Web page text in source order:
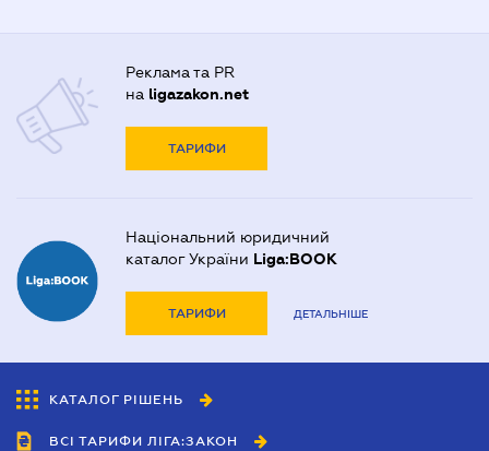
Реклама та PR
на ligazakon.net
ТАРИФИ
Національний юридичний
каталог України Liga:BOOK
ТАРИФИ ДЕТАЛЬНІШЕ
КАТАЛОГ РІШЕНЬ
ВСІ ТАРИФИ ЛІГА:ЗАКОН